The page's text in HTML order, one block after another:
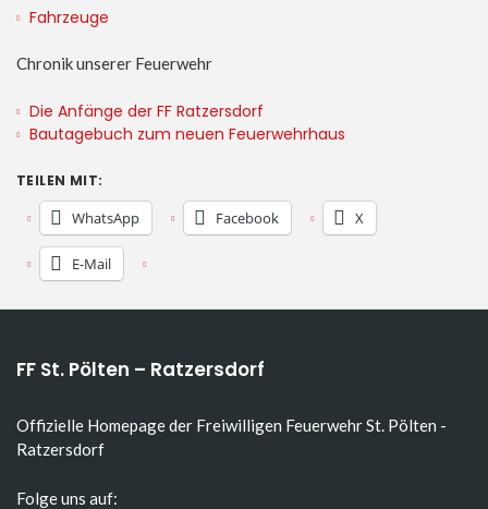
Fahrzeuge
Chronik unserer Feuerwehr
Die Anfänge der FF Ratzersdorf
Bautagebuch zum neuen Feuerwehrhaus
TEILEN MIT:
WhatsApp Facebook X
E-Mail
FF St. Pölten – Ratzersdorf
Offizielle Homepage der Freiwilligen Feuerwehr St. Pölten -
Ratzersdorf
Folge uns auf: